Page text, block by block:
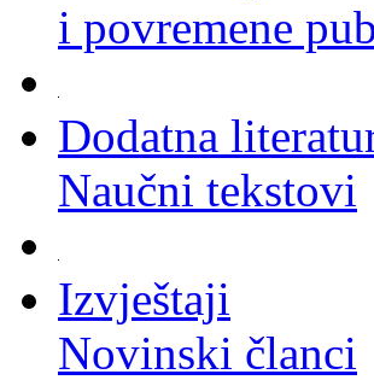
i povremene
Dodatna
Naučni tekstovi
Izvještaji
Novinski članci